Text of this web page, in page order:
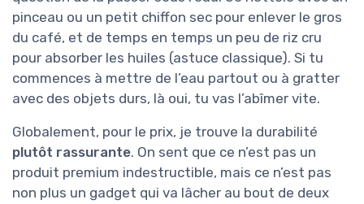
pinceau ou un petit chiffon sec pour enlever le gros
du café, et de temps en temps un peu de riz cru
pour absorber les huiles (astuce classique). Si tu
commences à mettre de l’eau partout ou à gratter
avec des objets durs, là oui, tu vas l’abîmer vite.
Globalement, pour le prix, je trouve la durabilité
plutôt rassurante. On sent que ce n’est pas un
produit premium indestructible, mais ce n’est pas
non plus un gadget qui va lâcher au bout de deux